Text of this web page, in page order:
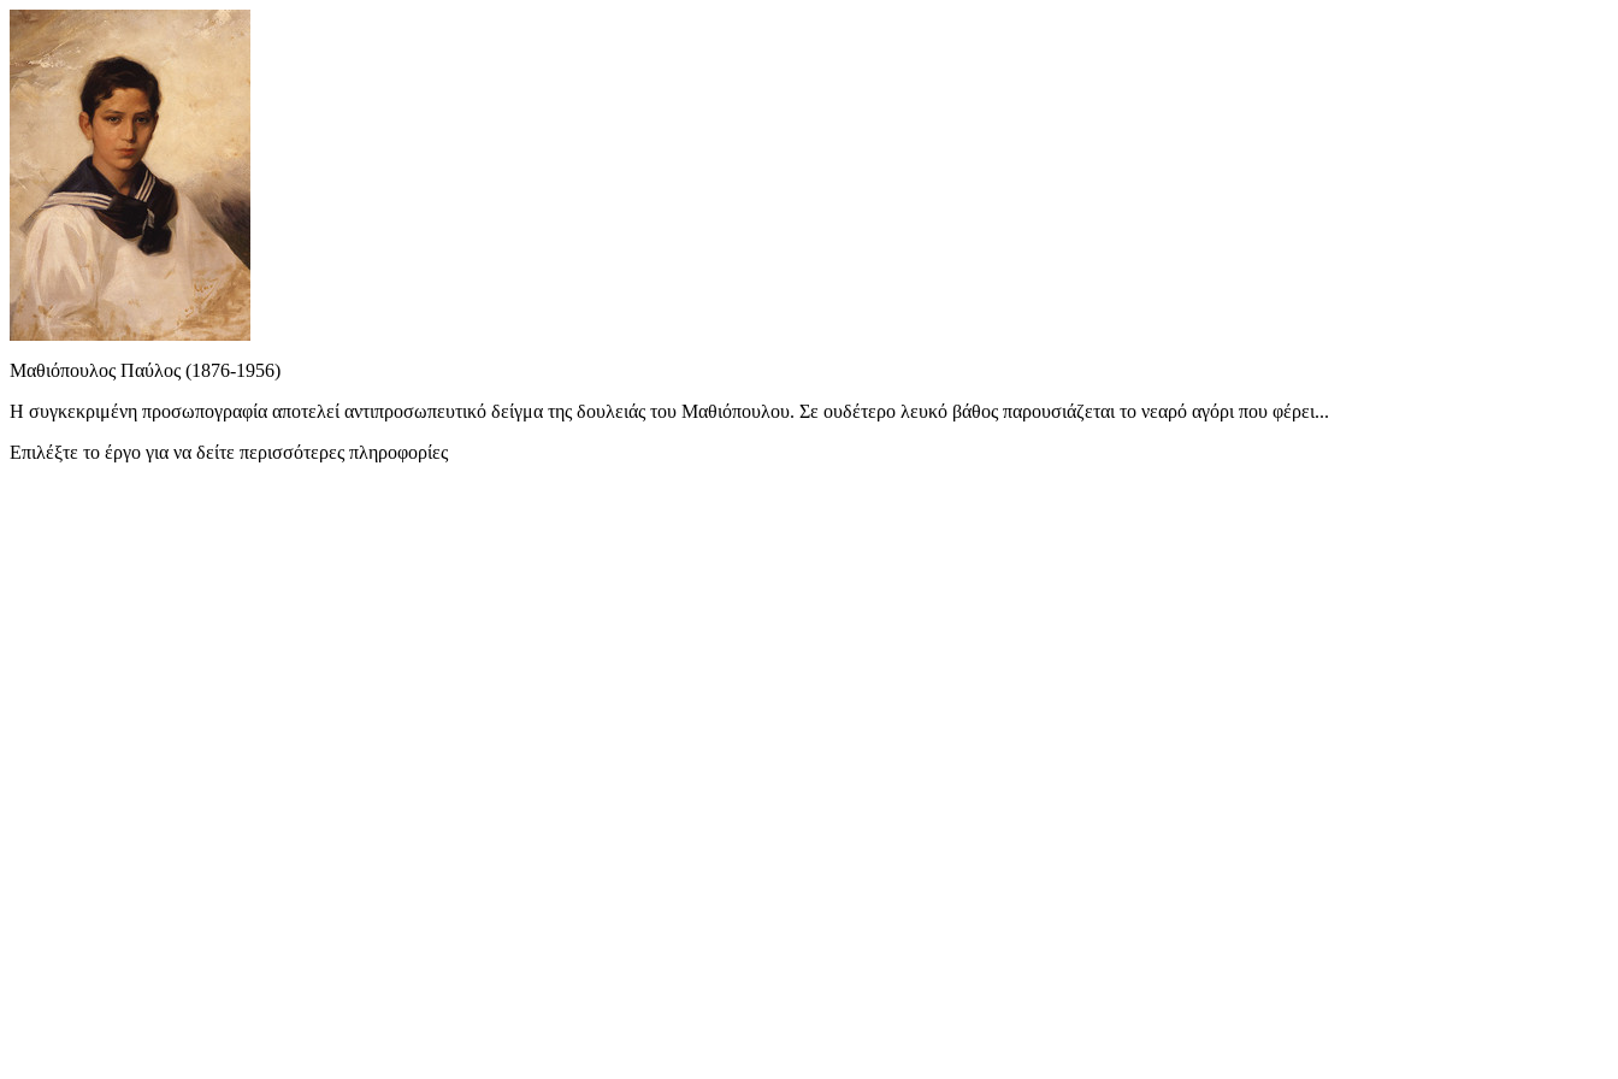
Μαθιόπουλος Παύλος (1876-1956)
Η συγκεκριμένη προσωπογραφία αποτελεί αντιπροσωπευτικό δείγμα της δουλειάς του Μαθιόπουλου. Σε ουδέτερο λευκό βάθος παρουσιάζεται το νεαρό αγόρι που φέρει...
Επιλέξτε το έργο για να δείτε περισσότερες πληροφορίες